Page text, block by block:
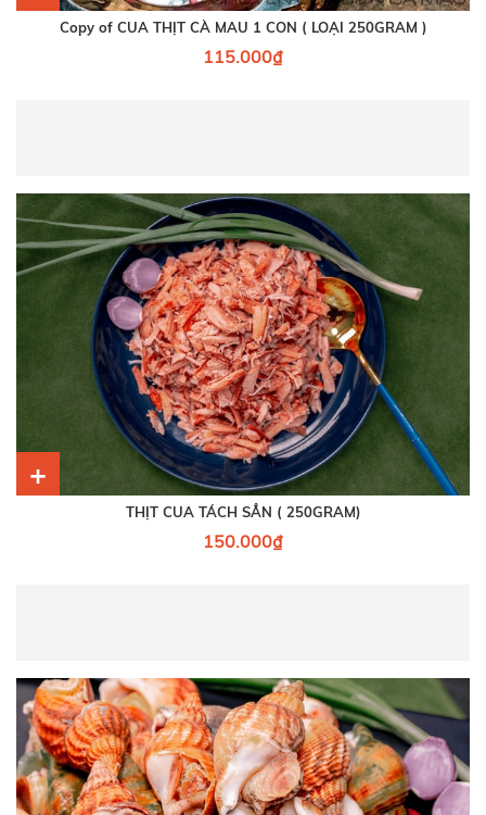
Copy of CUA THỊT CÀ MAU 1 CON ( LOẠI 250GRAM )
115.000₫
+
THỊT CUA TÁCH SẲN ( 250GRAM)
150.000₫